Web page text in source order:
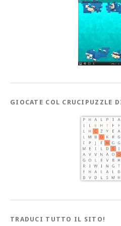
GIOCATE COL CRUCIPUZZLE
TRADUCI TUTTO IL SITO!